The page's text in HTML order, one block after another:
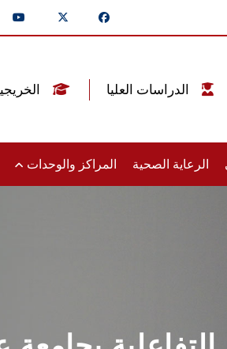
الرعاية الصحية المراكز والوحدات